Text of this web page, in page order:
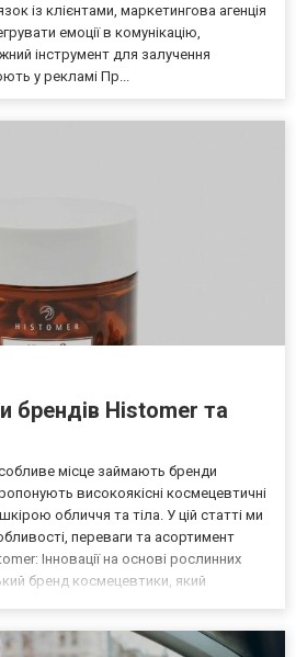
із клієнтами, маркетингова агенція
емоції в комунікацію,
інструмент для залучення
у рекламі Пр...
брендів Histomer та
місце займають бренди
високоякісні космецевтичні
обличчя та тіла. У цій статті ми
переваги та асортимент
Інновації на основі рослинних
бренд космецевтики, який